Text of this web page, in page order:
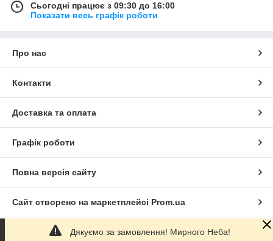
Сьогодні працює з 09:30 до 16:00
Показати весь графік роботи
Про нас
Контакти
Доставка та оплата
Графік роботи
Повна версія сайту
Сайт створено на маркетплейсі Prom.ua
Політика конфіденційності
Дякуємо за замовлення! Мирного Неба!